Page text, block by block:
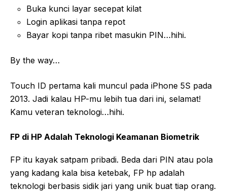
Buka kunci layar secepat kilat
Login aplikasi tanpa repot
Bayar kopi tanpa ribet masukin PIN…hihi.
By the way…
Touch ID pertama kali muncul pada iPhone 5S pada
2013. Jadi kalau HP-mu lebih tua dari ini, selamat!
Kamu veteran teknologi…hihi.
FP di HP Adalah Teknologi Keamanan Biometrik
FP itu kayak satpam pribadi. Beda dari PIN atau pola
yang kadang kala bisa ketebak, FP hp adalah
teknologi berbasis sidik jari yang unik buat tiap orang.